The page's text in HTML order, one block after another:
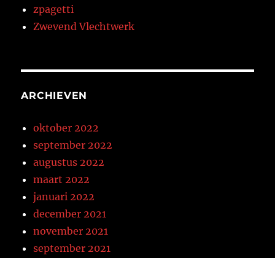
zpagetti
Zwevend Vlechtwerk
ARCHIEVEN
oktober 2022
september 2022
augustus 2022
maart 2022
januari 2022
december 2021
november 2021
september 2021